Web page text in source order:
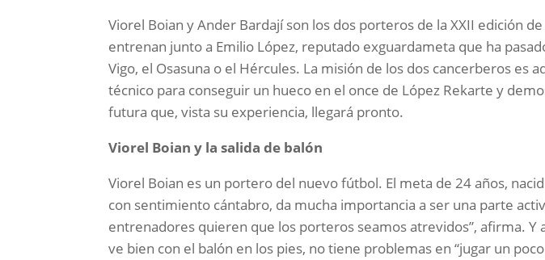
Viorel Boian y Ander Bardají son los dos porteros de la XXII edición de
entrenan junto a Emilio López, reputado exguardameta que ha
Vigo, el Osasuna o el Hércules. La misión de los dos cancerberos es
técnico para conseguir un hueco en el once de López Rekarte y
futura que, vista su experiencia, llegará pronto.
Viorel Boian y la salida de balón
Viorel Boian es un portero del nuevo fútbol. El meta de 24 años,
con sentimiento cántabro, da mucha importancia a ser una parte
entrenadores quieren que los porteros seamos atrevidos”, afirma. Y
ve bien con el balón en los pies, no tiene problemas en “jugar un